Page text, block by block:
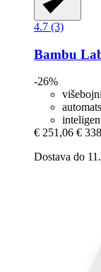
4.7 (3)
Bambu
-26%
€ 251,06 €
Dostava do